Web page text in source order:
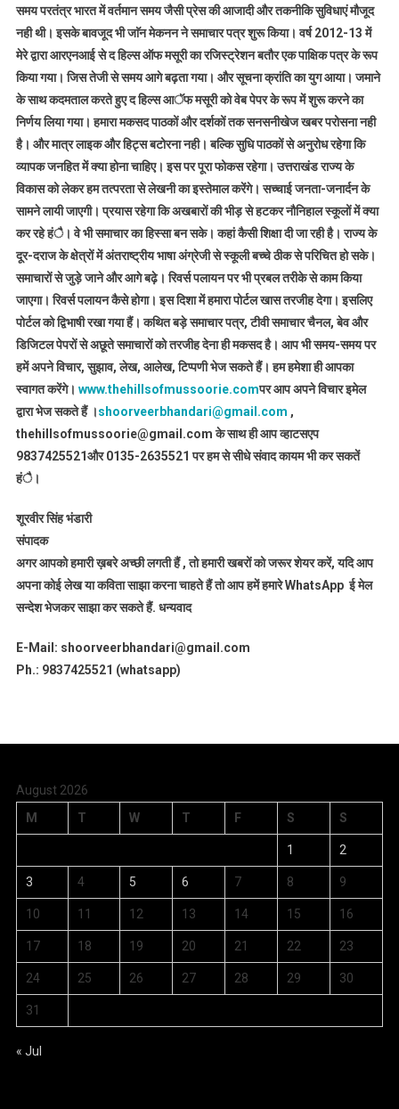
समय परतंत्र भारत में वर्तमान समय जैसी प्रेस की आजादी और तकनीकि सुविधाएं मौजूद
नही थी। इसके बावजूद भी जाॅन मेकनन ने समाचार पत्र शुरू किया। वर्ष 2012-13 में
मेरे द्वारा आरएनआई से द हिल्स ऑफ मसूरी का रजिस्ट्रेशन बतौर एक पाक्षिक पत्र के रूप
किया गया। जिस तेजी से समय आगे बढ़ता गया। और सूचना क्रांति का युग आया। जमाने
के साथ कदमताल करते हुए द हिल्स आॅफ मसूरी को वेब पेपर के रूप में शुरू करने का
निर्णय लिया गया। हमारा मकसद पाठकों और दर्शकों तक सनसनीखेज खबर परोसना नही
है। और मात्र लाइक और हिट्स बटोरना नही। बल्कि सुधि पाठकों से अनुरोध रहेगा कि
व्यापक जनहित में क्या होना चाहिए। इस पर पूरा फोकस रहेगा। उत्तराखंड राज्य के
विकास को लेकर हम तत्परता से लेखनी का इस्तेमाल करेंगे। सच्चाई जनता-जनार्दन के
सामने लायी जाएगी। प्रयास रहेगा कि अखबारों की भीड़ से हटकर नौनिहाल स्कूलों में क्या
कर रहे हंै। वे भी समाचार का हिस्सा बन सके। कहां कैसी शिक्षा दी जा रही है। राज्य के
दूर-दराज के क्षेत्रों में अंतराष्ट्रीय भाषा अंग्रेजी से स्कूली बच्चे ठीक से परिचित हो सके।
समाचारों से जुड़े जाने और आगे बढ़े। रिवर्स पलायन पर भी प्रबल तरीके से काम किया
जाएगा। रिवर्स पलायन कैसे होगा। इस दिशा में हमारा पोर्टल खास तरजीह देगा। इसलिए
पोर्टल को द्विभाषी रखा गया हैं। कथित बड़े समाचार पत्र, टीवी समाचार चैनल, बेव और
डिजिटल पेपरों से अछूते समाचारों को तरजीह देना ही मकसद है। आप भी समय-समय पर
हमें अपने विचार, सुझाव, लेख, आलेख, टिप्पणी भेज सकते हैं। हम हमेशा ही आपका
स्वागत करेंगे। www.thehillsofmussoorie.comपर आप अपने विचार इमेल
द्वारा भेज सकते हैं ।shoorveerbhandari@gmail.com ,
thehillsofmussoorie@gmail.com के साथ ही आप व्हाटसएप
9837425521और 0135-2635521 पर हम से सीधे संवाद कायम भी कर सकतें
हंै।
शूरवीर सिंह भंडारी
संपादक
अगर आपको हमारी ख़बरे अच्छी लगती हैं , तो हमारी खबरों को जरूर शेयर करें, यदि आप
अपना कोई लेख या कविता साझा करना चाहते हैं तो आप हमें हमारे WhatsApp ई मेल
सन्देश भेजकर साझा कर सकते हैं. धन्यवाद
E-Mail: shoorveerbhandari@gmail.com
Ph.: 9837425521 (whatsapp)
August 2026
M
T W T F S S
1 2
3 4 5 6 7 8 9
10 11 12 13 14 15 16
17 18 19 20 21 22 23
24 25 26 27 28 29 30
31
« Jul